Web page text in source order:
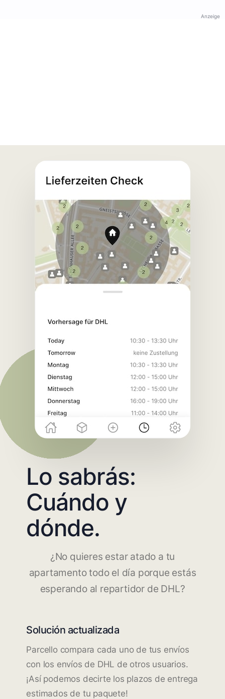
Anzeige
Lo sabrás:
Cuándo y
dónde.
¿No quieres estar atado a tu
apartamento todo el día porque estás
esperando al repartidor de DHL?
Solución actualizada
Parcello compara cada uno de tus envíos
con los envíos de DHL de otros usuarios.
¡Así podemos decirte los plazos de entrega
estimados de tu paquete!